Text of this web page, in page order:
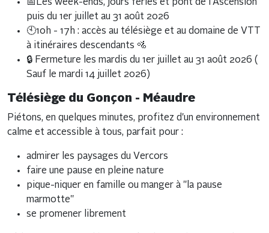
📅Les week-ends, jours fériés et pont de l'Ascension
puis du 1er juillet au 31 août 2026
🕙10h - 17h : accès au télésiège et au domaine de VTT
à itinéraires descendants 🚵
🔒 Fermeture les mardis du 1er juillet au 31 août 2026 (
Sauf le mardi 14 juillet 2026)
Télésiège du Gonçon - Méaudre
Piétons, en quelques minutes, profitez d'un environnement
calme et accessible à tous, parfait pour :
admirer les paysages du Vercors
faire une pause en pleine nature
pique-niquer en famille ou manger à "la pause
marmotte"
se promener librement